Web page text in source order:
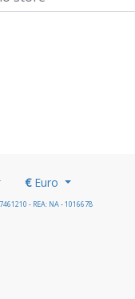
€Euro
- REA: NA - 1016678